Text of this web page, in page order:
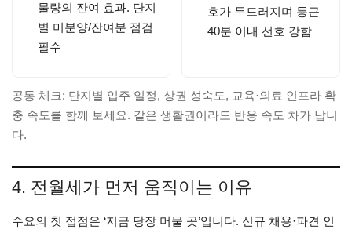
물량의 잔여 효과. 단지
별 미분양/잔여분 점검
필수
호가 두드러지며 통근
40분 이내 선호 강함
공통 체크: 단지별 입주 일정, 상권 성숙도, 교육·의료 인프라 확
충 속도를 함께 보세요. 같은 생활권이라도 반응 속도 차가 납니
다.
4. 전월세가 먼저 움직이는 이유
수요의 첫 접점은 ‘지금 당장 머물 곳’입니다. 신규 채용·파견 인